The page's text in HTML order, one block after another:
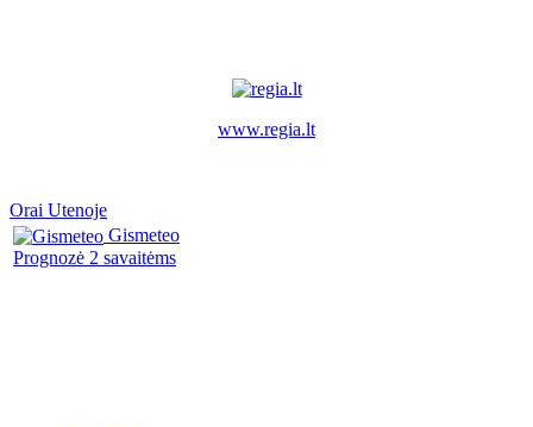
www.regia.lt
Orai Utenoje
Gismeteo
Prognozė 2 savaitėms